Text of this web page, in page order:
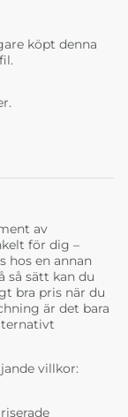
BETYG 0
köpt denna
av
för dig –
hos en annan
så sätt kan du
bra pris när du
är det bara
villkor: